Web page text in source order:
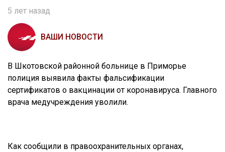
5 лет назад
ВАШИ НОВОСТИ
В Шкотовской районной больнице в Приморье
полиция выявила факты фальсификации
сертификатов о вакцинации от коронавируса. Главного
врача медучреждения уволили.
Как сообщили в правоохранительных органах,